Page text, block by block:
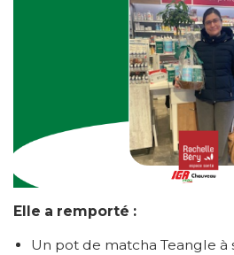
Elle a remporté :
Un pot de matcha Teangle à